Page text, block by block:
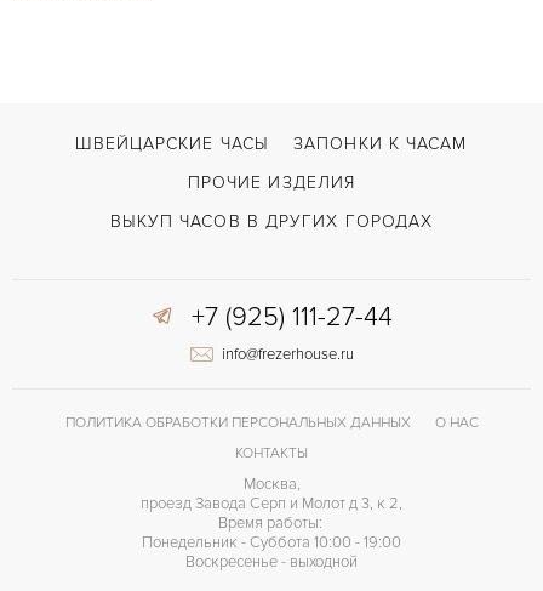
ВОЗМОЖНОСТИ ДОСТАВКИ С документами, С футляром
Застежка с помощью шипа
ШВЕЙЦАРСКИЕ ЧАСЫ
ЗАПОНКИ К ЧАСАМ
ПРОЧИЕ ИЗДЕЛИЯ
ВЫКУП ЧАСОВ В ДРУГИХ ГОРОДАХ
+7 (925) 111-27-44
info@frezerhouse.ru
ПОЛИТИКА ОБРАБОТКИ ПЕРСОНАЛЬНЫХ ДАННЫХ
О НАС
КОНТАКТЫ
Москва,
проезд Завода Серп и Молот д 3, к 2,
Время работы:
Понедельник - Суббота 10:00 - 19:00
Воскресенье - выходной